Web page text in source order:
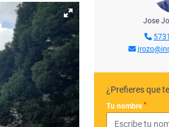
Jose
¿Prefieres que
Tu nombre *